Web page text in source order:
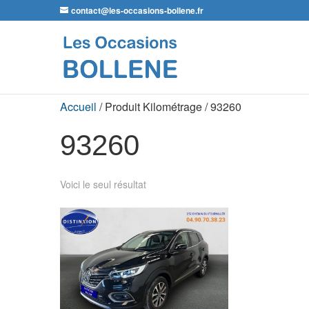
contact@les-occasions-bollene.fr
Accueil / Produit Kilométrage / 93260
93260
Voici le seul résultat